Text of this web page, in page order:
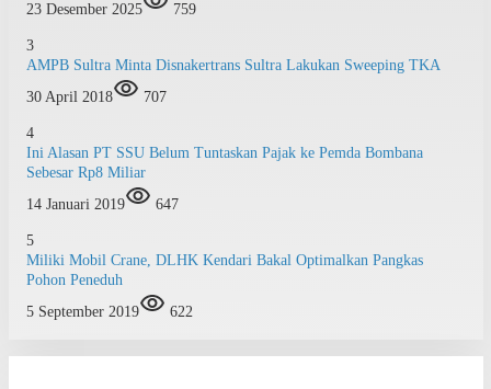
23 Desember 2025
759
3
AMPB Sultra Minta Disnakertrans Sultra Lakukan Sweeping TKA
30 April 2018
707
4
Ini Alasan PT SSU Belum Tuntaskan Pajak ke Pemda Bombana
Sebesar Rp8 Miliar
14 Januari 2019
647
5
Miliki Mobil Crane, DLHK Kendari Bakal Optimalkan Pangkas
Pohon Peneduh
5 September 2019
622